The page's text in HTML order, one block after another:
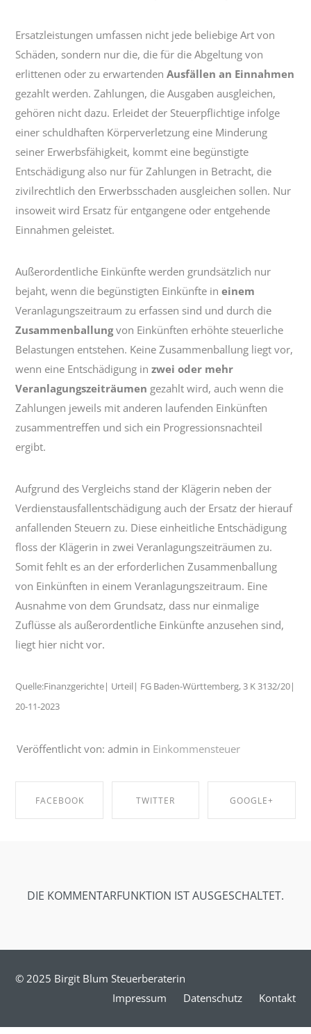
Ersatzleistungen umfassen nicht jede beliebige Art von
Schäden, sondern nur die, die für die Abgeltung von
erlittenen oder zu erwartendenAusfällen an Einnahmen
gezahlt werden. Zahlungen, die Ausgaben ausgleichen,
gehören nicht dazu. Erleidet der Steuerpflichtige infolge
einer schuldhaften Körperverletzung eine Minderung
seiner Erwerbsfähigkeit, kommt eine begünstigte
Entschädigung also nur für Zahlungen in Betracht, die
zivilrechtlich den Erwerbsschaden ausgleichen sollen. Nur
insoweit wird Ersatz für entgangene oder entgehende
Einnahmen geleistet.
Außerordentliche Einkünfte werden grundsätzlich nur
bejaht, wenn die begünstigten Einkünfte ineinem
Veranlagungszeitraum zu erfassen sind und durch die
Zusammenballungvon Einkünften erhöhte steuerliche
Belastungen entstehen. Keine Zusammenballung liegt vor,
wenn eine Entschädigung inzwei oder mehr
Veranlagungszeiträumen gezahlt wird, auch wenn die
Zahlungen jeweils mit anderen laufenden Einkünften
zusammentreffen und sich ein Progressionsnachteil
ergibt.
Aufgrund des Vergleichs stand der Klägerin neben der
Verdienstausfallentschädigung auch der Ersatz der hierauf
anfallenden Steuern zu. Diese einheitliche Entschädigung
floss der Klägerin in zwei Veranlagungszeiträumen zu.
Somit fehlt es an der erforderlichen Zusammenballung
von Einkünften in einem Veranlagungszeitraum. Eine
Ausnahme von dem Grundsatz, dass nur einmalige
Zuflüsse als außerordentliche Einkünfte anzusehen sind,
liegt hier nicht vor.
Quelle:Finanzgerichte| Urteil| FG Baden-Württemberg, 3 K 3132/20|
20-11-2023
Veröffentlicht von: admin in Einkommensteuer
FACEBOOK TWITTER GOOGLE+
DIE KOMMENTARFUNKTION IST AUSGESCHALTET.
© 2025 Birgit Blum Steuerberaterin
Impressum
Datenschutz Kontakt